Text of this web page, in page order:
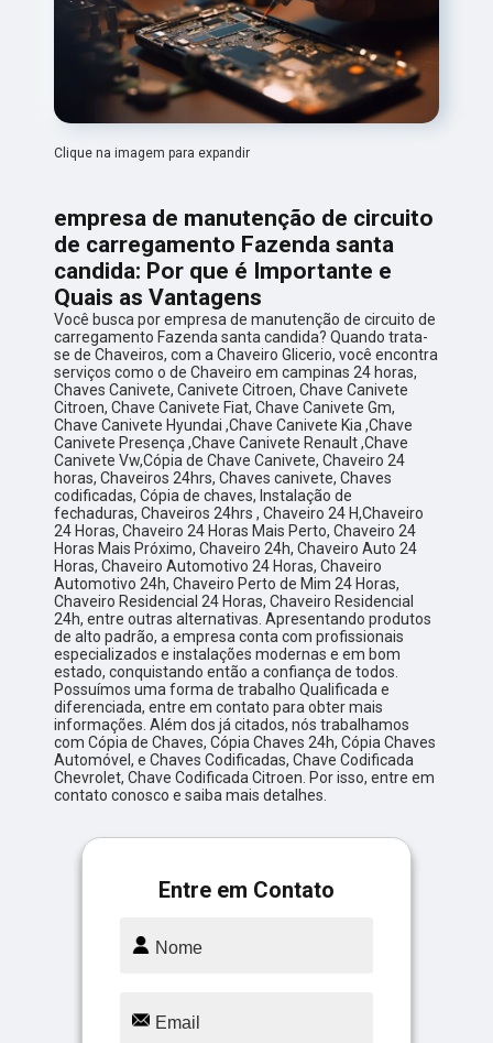
Clique na imagem para expandir
empresa de manutenção de circuito
de carregamento Fazenda santa
candida: Por que é Importante e
Quais as Vantagens
Você busca por empresa de manutenção de circuito de
carregamento Fazenda santa candida? Quando trata-
se de Chaveiros, com a Chaveiro Glicerio, você encontra
serviços como o de Chaveiro em campinas 24 horas,
Chaves Canivete, Canivete Citroen, Chave Canivete
Citroen, Chave Canivete Fiat, Chave Canivete Gm,
Chave Canivete Hyundai ,Chave Canivete Kia ,Chave
Canivete Presença ,Chave Canivete Renault ,Chave
Canivete Vw,Cópia de Chave Canivete, Chaveiro 24
horas, Chaveiros 24hrs, Chaves canivete, Chaves
codificadas, Cópia de chaves, Instalação de
fechaduras, Chaveiros 24hrs , Chaveiro 24 H,Chaveiro
24 Horas, Chaveiro 24 Horas Mais Perto, Chaveiro 24
Horas Mais Próximo, Chaveiro 24h, Chaveiro Auto 24
Horas, Chaveiro Automotivo 24 Horas, Chaveiro
Automotivo 24h, Chaveiro Perto de Mim 24 Horas,
Chaveiro Residencial 24 Horas, Chaveiro Residencial
24h, entre outras alternativas. Apresentando produtos
de alto padrão, a empresa conta com profissionais
especializados e instalações modernas e em bom
estado, conquistando então a confiança de todos.
Possuímos uma forma de trabalho Qualificada e
diferenciada, entre em contato para obter mais
informações. Além dos já citados, nós trabalhamos
com Cópia de Chaves, Cópia Chaves 24h, Cópia Chaves
Automóvel, e Chaves Codificadas, Chave Codificada
Chevrolet, Chave Codificada Citroen. Por isso, entre em
contato conosco e saiba mais detalhes.
Entre em Contato